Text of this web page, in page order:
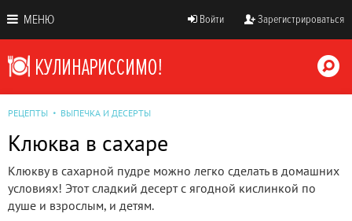
МЕНЮ Войти Зарегистрироваться
РЕЦЕПТЫ ВЫПЕЧКА И ДЕСЕРТЫ
Клюква в сахаре
Клюкву в сахарной пудре можно легко сделать в домашних
условиях! Этот сладкий десерт с ягодной кислинкой по
душе и взрослым, и детям.